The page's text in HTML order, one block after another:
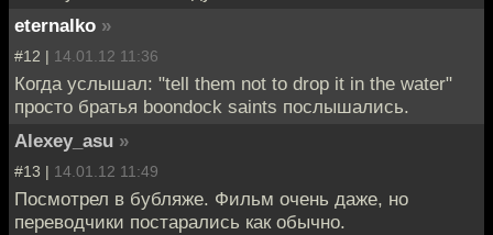
eternalko »
#12 | 14.01.12 11:36
Когда услышал: "tell them not to drop it in the water"
просто братья boondock saints послышались.
Alexey_asu »
#13 | 14.01.12 11:49
Посмотрел в бубляже. Фильм очень даже, но
переводчики постарались как обычно.